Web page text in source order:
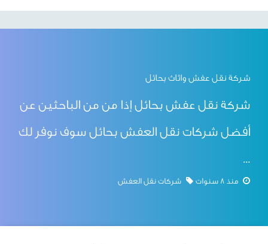
شركة نقل عفش واثاث بحائل
شركة نقل عفش بحائل إذا من من الباحثين عن
أفضل شركات نقل العفش بحائل سوف نوفر لك
...
منذ 8 سنوات شركات نقل العفش